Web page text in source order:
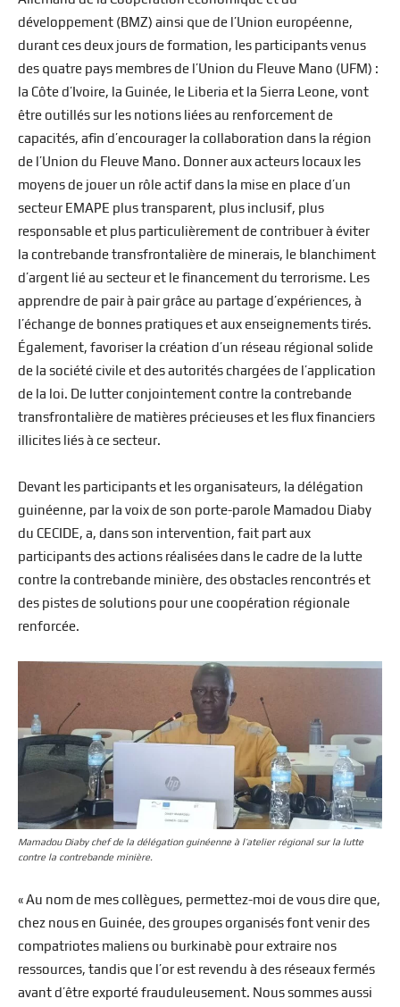
développement (BMZ) ainsi que de l’Union européenne,
durant ces deux jours de formation, les participants venus
des quatre pays membres de l’Union du Fleuve Mano (UFM) :
la Côte d’Ivoire, la Guinée, le Liberia et la Sierra Leone, vont
être outillés sur les notions liées au renforcement de
capacités, afin d’encourager la collaboration dans la région
de l’Union du Fleuve Mano. Donner aux acteurs locaux les
moyens de jouer un rôle actif dans la mise en place d’un
secteur EMAPE plus transparent, plus inclusif, plus
responsable et plus particulièrement de contribuer à éviter
la contrebande transfrontalière de minerais, le blanchiment
d’argent lié au secteur et le financement du terrorisme. Les
apprendre de pair à pair grâce au partage d’expériences, à
l’échange de bonnes pratiques et aux enseignements tirés.
Également, favoriser la création d’un réseau régional solide
de la société civile et des autorités chargées de l’application
de la loi. De lutter conjointement contre la contrebande
transfrontalière de matières précieuses et les flux financiers
illicites liés à ce secteur.
Devant les participants et les organisateurs, la délégation
guinéenne, par la voix de son porte-parole Mamadou Diaby
du CECIDE, a, dans son intervention, fait part aux
participants des actions réalisées dans le cadre de la lutte
contre la contrebande minière, des obstacles rencontrés et
des pistes de solutions pour une coopération régionale
renforcée.
Mamadou Diaby chef de la délégation guinéenne à l’atelier régional sur la lutte
contre la contrebande minière.
« Au nom de mes collègues, permettez-moi de vous dire que,
chez nous en Guinée, des groupes organisés font venir des
compatriotes maliens ou burkinabè pour extraire nos
ressources, tandis que l’or est revendu à des réseaux fermés
avant d’être exporté frauduleusement. Nous sommes aussi